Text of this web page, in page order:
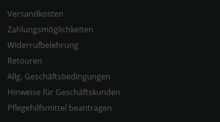
Versandkosten
Zahlungsmöglichkeiten
Widerrufbelehrung
Retouren
Allg. Geschäftsbedingungen
Hinweise für Geschäftskunden
Pflegehilfsmittel beantragen